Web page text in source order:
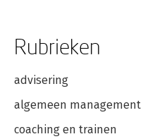
Rubrieken
advisering
algemeen management
coaching en trainen